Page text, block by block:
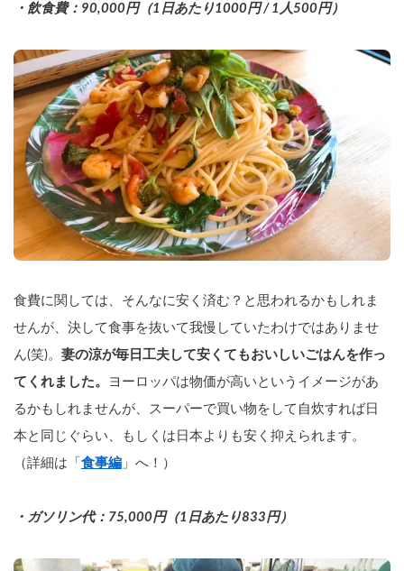
・飲食費：90,000円（1日あたり1000円 / 1人500円）
食費に関しては、そんなに安く済む？と思われるかもしれま
せんが、決して食事を抜いて我慢していたわけではありませ
ん(笑)。 妻の涼が毎日工夫して安くてもおいしいごはんを作っ
てくれました。
ヨーロッパは物価が高いというイメージがあ
るかもしれませんが、スーパーで買い物をして自炊すれば日
本と同じぐらい、もしくは日本よりも安く抑えられます。
（詳細は「 食事編 」へ！）
・ガソリン代：75,000円（1日あたり833円）